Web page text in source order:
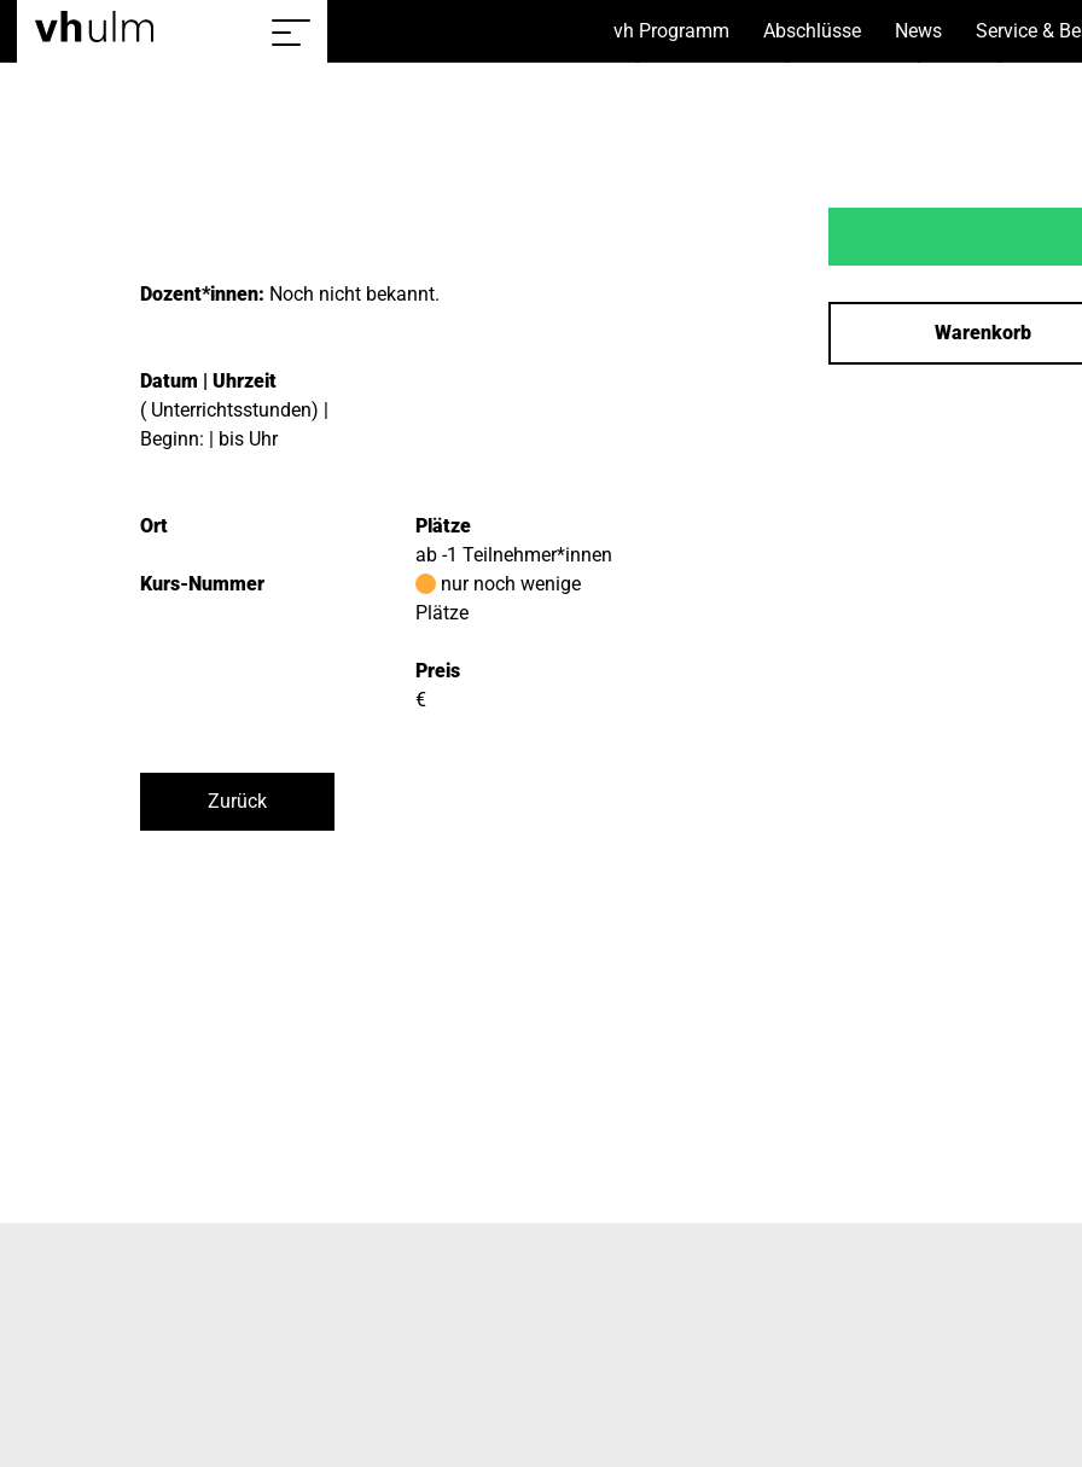
Show/hide
vh Programm (ShowAbschlüsse(ShowNews(ShowService &
Dozent*innen: Noch nicht bekannt.
Datum | Uhrzeit
( Unterrichtsstunden) |
Beginn: | bis Uhr
Ort
Kurs-Nummer
Plätze
ab -1 Teilnehmer*innen
nur noch wenige
Plätze
Preis
€
Zurück
Warenkorb